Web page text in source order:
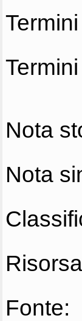
Nota
Nota
Fonte: